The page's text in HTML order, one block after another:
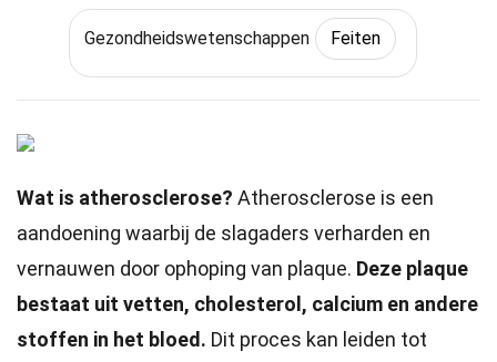
Gezondheidswetenschappen Feiten
Wat is atherosclerose? Atherosclerose is een
aandoening waarbij de slagaders verharden en
vernauwen door ophoping van plaque. Deze plaque
bestaat uit vetten, cholesterol, calcium en andere
stoffen in het bloed. Dit proces kan leiden tot